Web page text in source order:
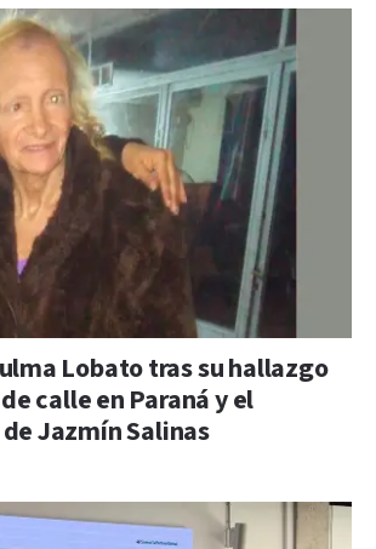
Lobato tras su hallazgo
calle en Paraná y el
Jazmín Salinas